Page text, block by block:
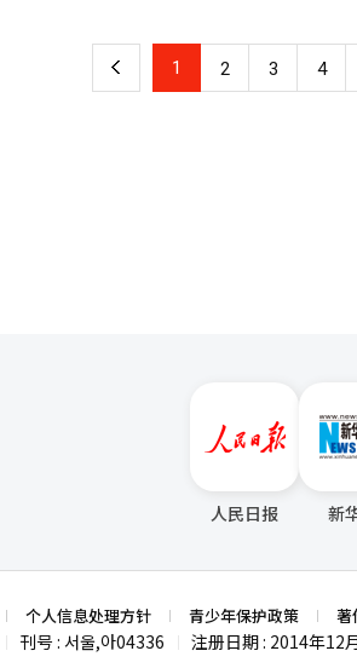
的“登出日”。 Kakao工会正在与公司进行
化的阶段。包括总部在内的KakaoPay、
，持续进行集体行动，包括上个月29日的“
上 1 2 3 4
人民日报 新
个人信息处理方针 青少年保护政策 著
刊号 : 서울,아04336 注册日期 : 2014年12